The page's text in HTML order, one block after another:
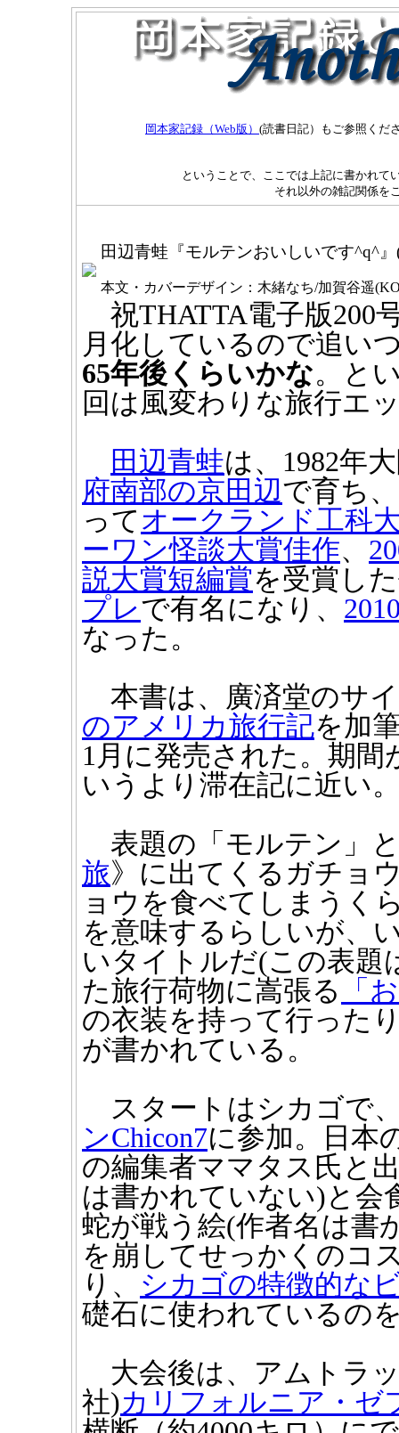
岡本家記録（Web版） (読書日記）もご参照くだ
ということで、ここでは上記に書かれて
それ以外の雑記関係を
田辺青蛙『モルテンおいしいです^q^
本文・カバーデザイン：木緒なち/加賀谷遥
祝THATTA電子版200
月化しているので追い
65年後くらいかな。と
回は風変わりな旅行エ
田辺青蛙は、1982年
府南部の京田辺で育ち
って オークランド工科
ーワン怪談大賞佳作、
説大賞短編賞を受賞し
プレで有名になり、
なった。
本書は、廣済堂のサ
のアメリカ旅行記を加
1月に発売された。期
いうより滞在記に近い
表題の「モルテン」
旅》に出てくるガチョ
ョウを食べてしまうく
を意味するらしいが、
いタイトルだ(この表題
た旅行荷物に嵩張る
「
の衣装を持って行った
が書かれている。
スタートはシカゴで
ンChicon7に参加。日本
の編集者ママタス氏と
は書かれていない)と会
蛇が戦う絵(作者名は書
を崩してせっかくのコ
り、 シカゴの特徴的な
礎石に使われているの
大会後は、アムトラ
社)カリフォルニア・ゼ